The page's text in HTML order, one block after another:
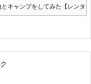
キャンプをしてみた【レンタ